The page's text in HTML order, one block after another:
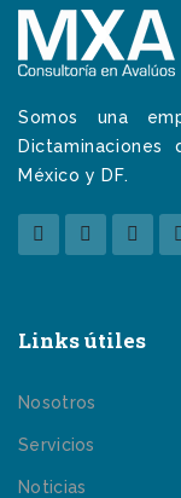
Somos una
México y DF.
Links útiles
Nosotros
Servicios
Noticias